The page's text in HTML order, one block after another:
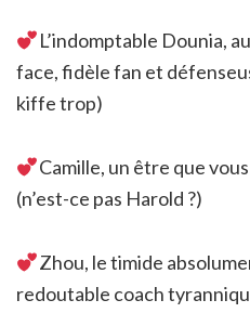
L’indomptable Dounia,
face, fidèle fan et
kiffe trop)
Camille, un être que
(n’est-ce pas Harold ?)
Zhou, le timide
redoutable coach